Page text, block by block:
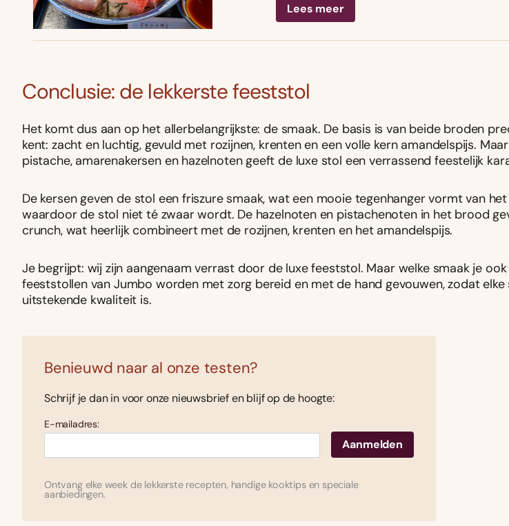
Lees meer
Conclusie: de lekkerste feeststol
Het komt dus aan op het allerbelangrijkste: de smaak. De basis is van beide broden
kent: zacht en luchtig, gevuld met rozijnen, krenten en een volle kern amandelspijs.
pistache, amarena­kersen en hazelnoten geeft de luxe stol een verrassend feestelijk
De kersen geven de stol een friszure smaak, wat een mooie tegenhanger vormt van
waardoor de stol niet té zwaar wordt. De hazelnoten en pistachenoten in het brood
crunch, wat heerlijk combineert met de rozijnen, krenten en het amandelspijs.
Je begrijpt: wij zijn aangenaam verrast door de luxe feeststol. Maar welke smaak je
feeststollen van Jumbo worden met zorg bereid en met de hand gevouwen, zodat elke
uitstekende kwaliteit is.
Benieuwd naar al onze testen?
Schrijf je dan in voor onze nieuwsbrief en blijf op de hoogte:
E-mailadres:
Ontvang elke week de lekkerste recepten, handige kooktips en speciale
aanbiedingen.